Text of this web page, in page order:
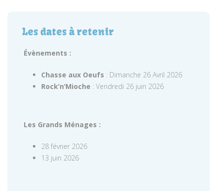
Les dates à retenir
Évènements :
Chasse aux Oeufs : Dimanche 26 Avril 2026
Rock’n’Mioche : Vendredi 26 juin 2026
Les Grands Ménages :
28 février 2026
13 juin 2026